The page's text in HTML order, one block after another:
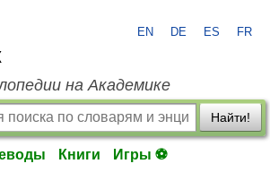
EN DE ES FR
на Академике
Найти!
Книги Игры ⚽